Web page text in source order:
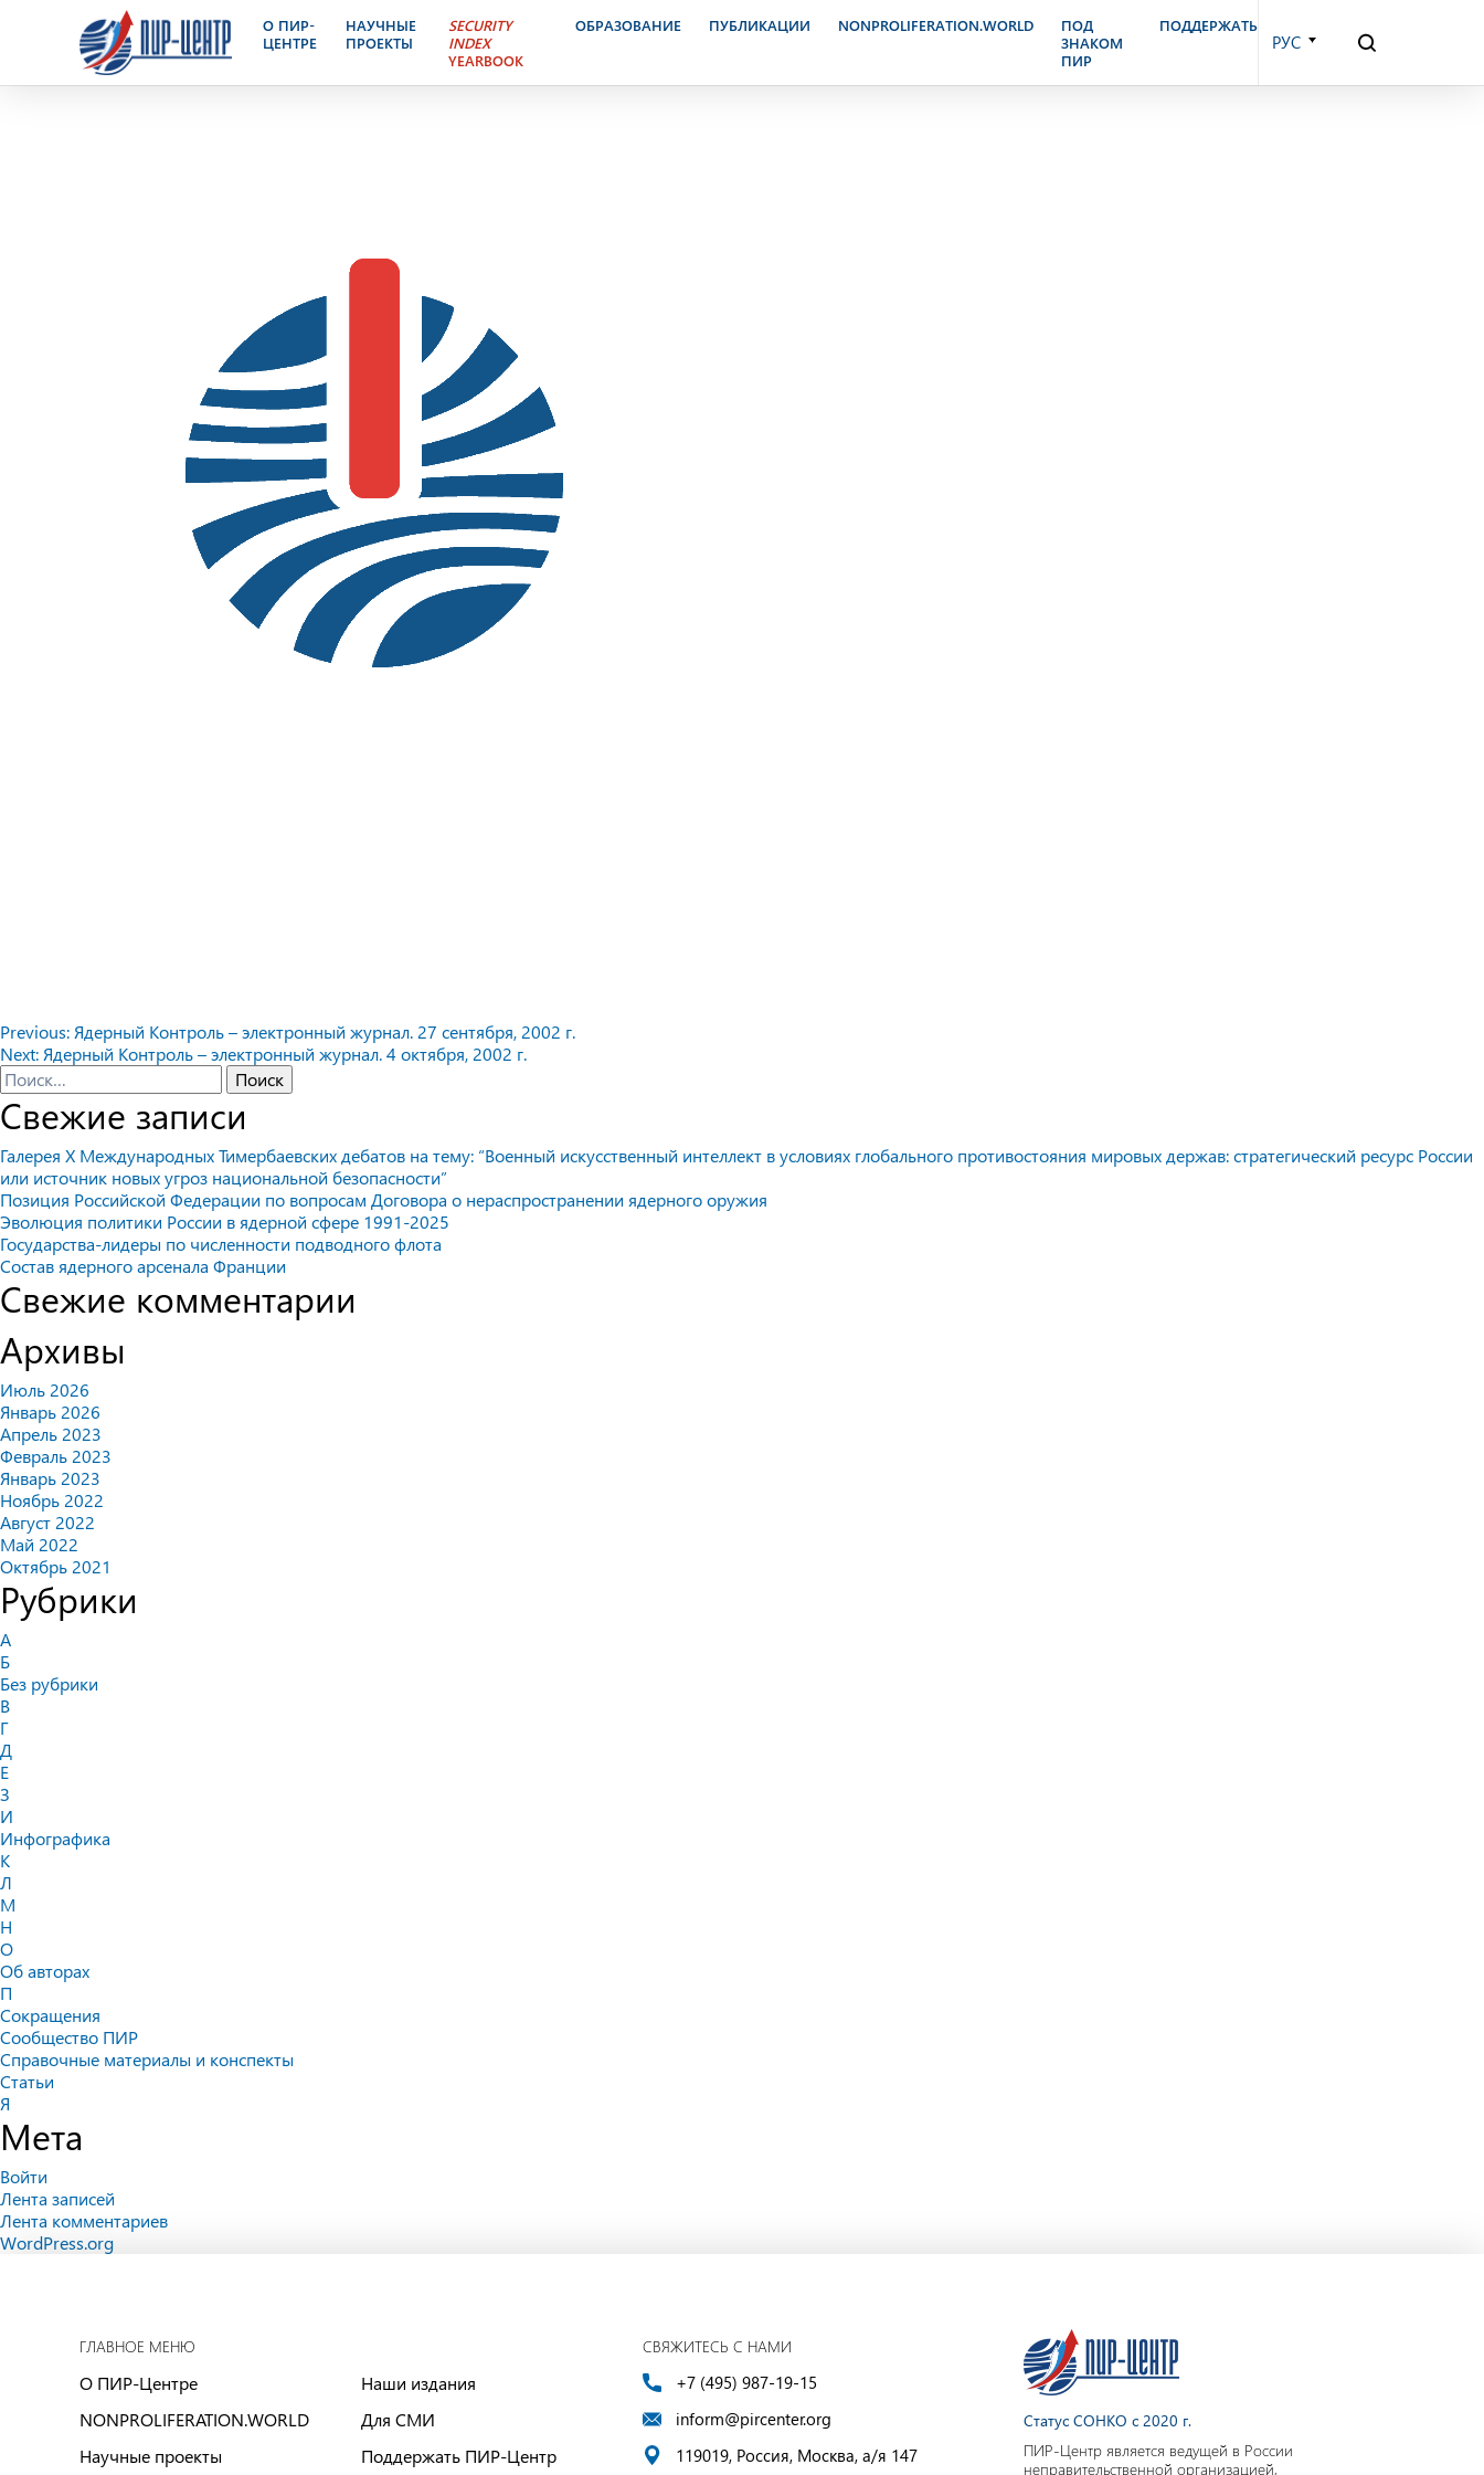
О ПИР-
ЦЕНТРЕ
НАУЧНЫЕ
ПРОЕКТЫ
SECURITY
INDEX
YEARBOOK
ОБРАЗОВАНИЕ ПУБЛИКАЦИИ NONPROLIFERATION.WORLD
ПОД
ЗНАКОМ
ПИР
ПОДДЕРЖАТЬ
РУС
Ядерный Контроль – электронный журнал. 1 октября, 2002 г.
Навигация
по
записям
Previous: Ядерный Контроль – электронный журнал. 27 сентября, 2002 г.
Next: Ядерный Контроль – электронный журнал. 4 октября, 2002 г.
Найти:
Свежие записи
Галерея X Международных Тимербаевских дебатов на тему: “Военный искусственный интеллект в условиях глобального противостояния мировых держав: стратегический ресурс России
или источник новых угроз национальной безопасности”
Позиция Российской Федерации по вопросам Договора о нераспространении ядерного оружия
Эволюция политики России в ядерной сфере 1991-2025
Государства-лидеры по численности подводного флота
Состав ядерного арсенала Франции
Свежие комментарии
Архивы
Июль 2026
Январь 2026
Апрель 2023
Февраль 2023
Январь 2023
Ноябрь 2022
Август 2022
Май 2022
Октябрь 2021
Рубрики
А
Б
Без рубрики
В
Г
Д
Е
З
И
Инфографика
К
Л
М
Н
О
Об авторах
П
Сокращения
Сообщество ПИР
Справочные материалы и конспекты
Статьи
Я
Мета
Войти
Лента записей
Лента комментариев
WordPress.org
ГЛАВНОЕ МЕНЮ
О ПИР-Центре
NONPROLIFERATION.WORLD
Научные проекты
Наши издания
Для СМИ
Поддержать ПИР-Центр
СВЯЖИТЕСЬ С НАМИ
+7 (495) 987-19-15
inform@pircenter.org
119019, Россия, Москва, а/я 147
Статус СОНКО с 2020 г.
ПИР-Центр является ведущей в России
неправительственной организацией,